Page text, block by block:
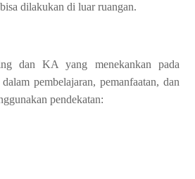
dilakukan di luar ruangan.
dan KA yang menekankan pada
pembelajaran, pemanfaatan, dan
pendekatan: